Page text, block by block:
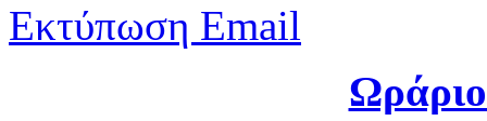
Εκτύπωση Email